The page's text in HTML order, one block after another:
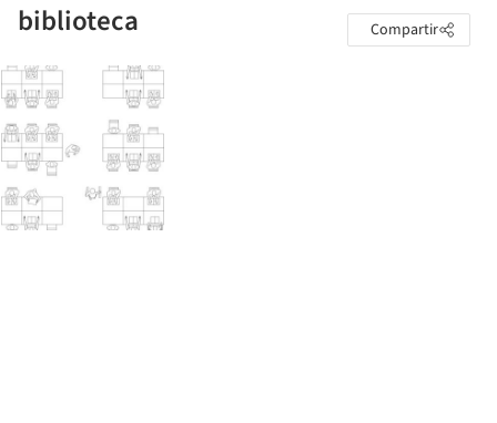
biblioteca Compartir